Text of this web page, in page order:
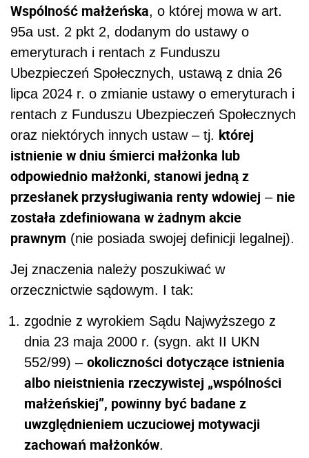
Wspólność małżeńska, o której mowa w art.
95a ust. 2 pkt 2, dodanym do ustawy o
emeryturach i rentach z Funduszu
Ubezpieczeń Społecznych, ustawą z dnia 26
lipca 2024 r. o zmianie ustawy o emeryturach i
rentach z Funduszu Ubezpieczeń Społecznych
oraz niektórych innych ustaw – tj. której
istnienie w dniu śmierci małżonka lub
odpowiednio małżonki, stanowi jedną z
przesłanek przysługiwania renty wdowiej – nie
została zdefiniowana w żadnym akcie
prawnym (nie posiada swojej definicji legalnej).
Jej znaczenia należy poszukiwać w
orzecznictwie sądowym. I tak:
zgodnie z wyrokiem Sądu Najwyższego z
dnia 23 maja 2000 r. (sygn. akt II UKN
552/99) – okoliczności dotyczące istnienia
albo nieistnienia rzeczywistej „wspólności
małżeńskiej”, powinny być badane z
uwzględnieniem uczuciowej motywacji
zachowań małżonków.